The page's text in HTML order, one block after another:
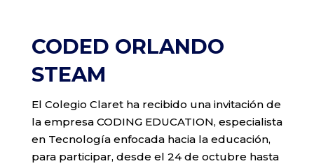
CODED ORLANDO
STEAM
El Colegio Claret ha recibido una invitación de
la empresa CODING EDUCATION, especialista
en Tecnología enfocada hacia la educación,
para participar, desde el 24 de octubre hasta